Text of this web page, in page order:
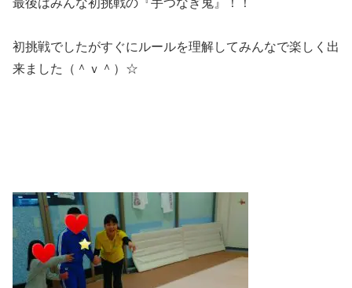
初挑戦でしたがすぐにルールを理解してみんなで楽しく出
来ました（＾ｖ＾）☆